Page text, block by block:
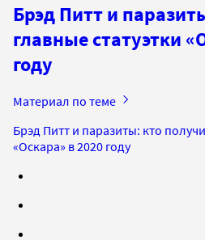
Брэд Питт и
главные статуэтки
году
Материал по теме
Брэд Питт и паразиты: кто
«Оскара» в 2020 году